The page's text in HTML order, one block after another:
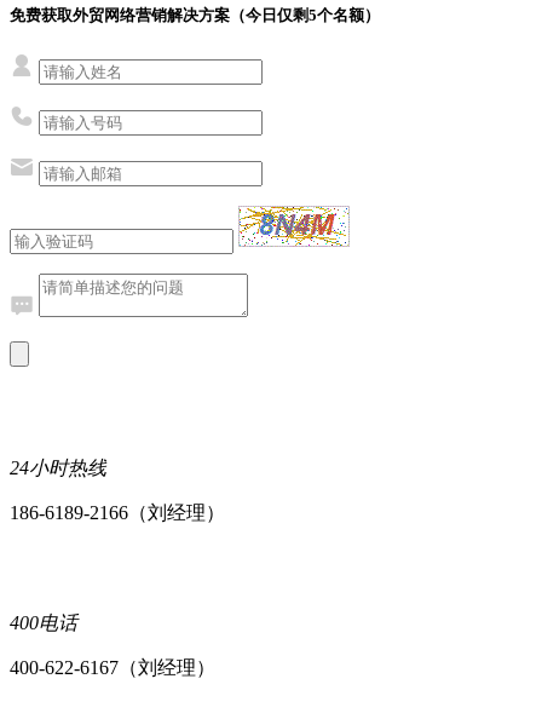
免费获取外贸网络营销解决方案（今日仅剩5个名额）
24小时热线
186-6189-2166（刘经理）
400电话
400-622-6167（刘经理）